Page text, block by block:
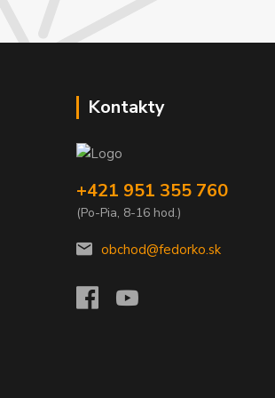
Kontakty
+421 951 355 760
(Po-Pia, 8-16 hod.)
obchod@fedorko.sk